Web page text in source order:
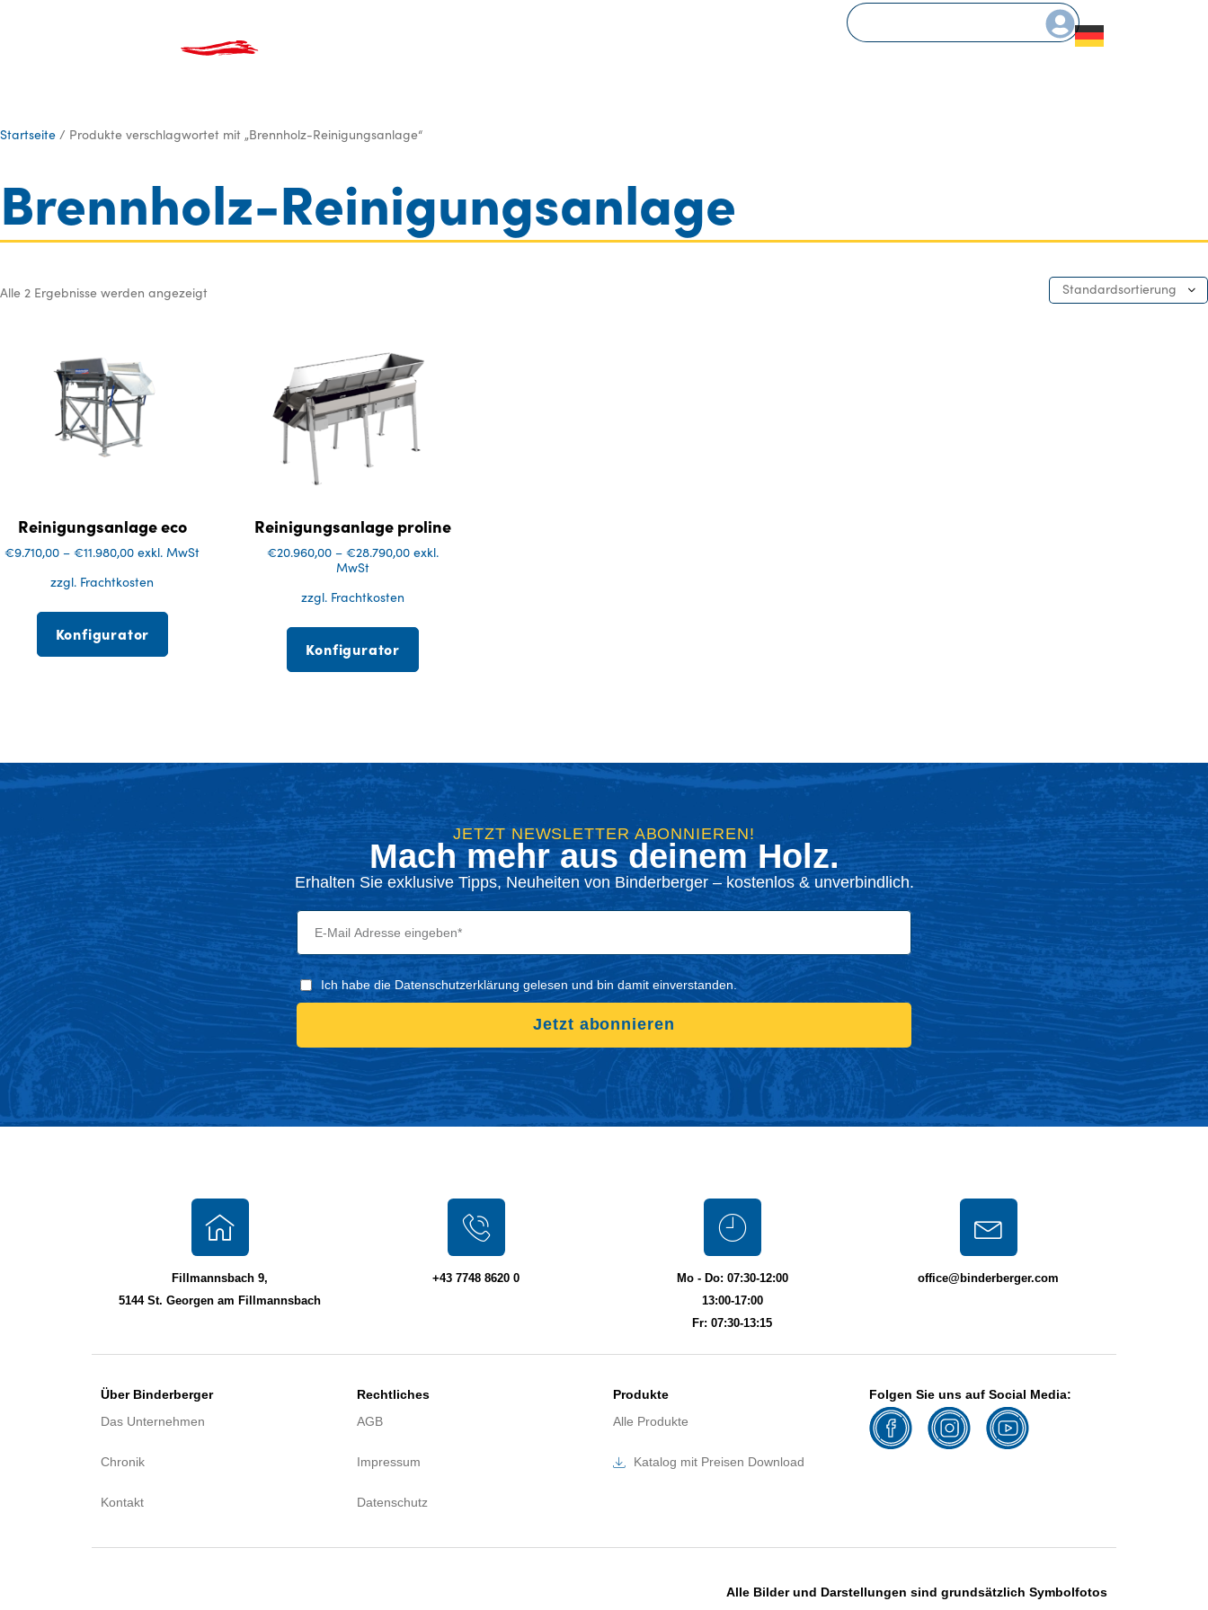
Startseite / Produkte verschlagwortet mit „Brennholz-Reinigungsanlage“
Brennholz-Reinigungsanlage
Alle 2 Ergebnisse werden angezeigt Standardsortierung
Reinigungsanlage eco
€9.710,00 –€11.980,00 exkl. MwSt
zzgl. Frachtkosten
Konfigurator
Reinigungsanlage proline
€20.960,00 –€28.790,00 exkl.
MwSt
zzgl. Frachtkosten
Konfigurator
JETZT NEWSLETTER ABONNIEREN!
Mach mehr aus deinem Holz.
Erhalten Sie exklusive Tipps, Neuheiten von Binderberger – kostenlos & unverbindlich.
Ich habe die Datenschutzerklärung gelesen und bin damit einverstanden.
Jetzt abonnieren
Fillmannsbach 9,
5144 St. Georgen am Fillmannsbach
+43 7748 8620 0
Mo - Do: 07:30-12:00
13:00-17:00
Fr: 07:30-13:15
office@binderberger.com
Über Binderberger
Das Unternehmen
Chronik
Kontakt
Rechtliches
AGB
Impressum
Datenschutz
Produkte
Alle Produkte
Katalog mit Preisen Download
Folgen Sie uns auf Social Media:
Alle Bilder und Darstellungen sind grundsätzlich Symbolfotos